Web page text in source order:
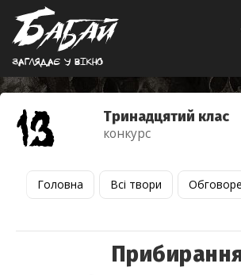
Заглядає у вiкно
Тринадцятий клас
конкурс
Головна Всі твори